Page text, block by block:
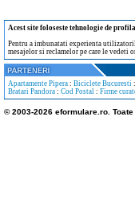
Acest site foloseste tehnologie de
Pentru a imbunatati experienta
mesajelor si reclamelor pe care le vedeti
Apartamente Pipera : Biciclete Bucuresti :
Bratari Pandora : Cod Postal : Firme
© 2003-2026 eformulare.ro.